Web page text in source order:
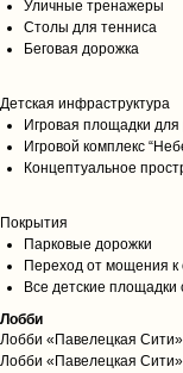
Уличные тренажеры
Столы для тенниса
Беговая дорожка
Детская инфраструктура
Игровая площадки
Игровой комплекс
Концептуальное
Покрытия
Парковые дорожки
Переход от мощения
Все детские
Лобби
Лобби «Павелецкая Сити»
Лобби «Павелецкая